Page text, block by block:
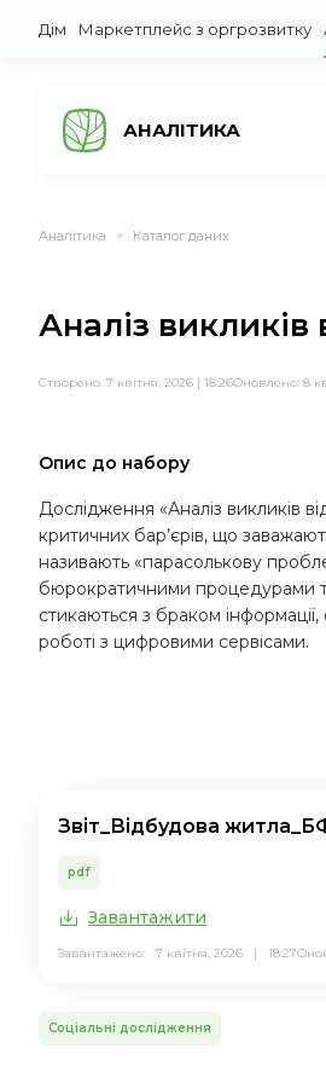
Дім Маркетплейс з оргрозвитку
АНАЛІТИКА
Аналітика > Каталог даних
Аналіз
Створено: 7 квітня, 2026 | 18:26Оновлено: 8
Опис до набору
Дослідження «Аналіз викликів
критичних бар’єрів, що
називають «парасолькову
бюрократичними процедурами
стикаються з браком
роботі з цифровими сервісами.
Звіт_Відбудова
pdf
Завантажити
Завантажено: 7 квітня, 2026 | 18:27
Соціальні дослідження